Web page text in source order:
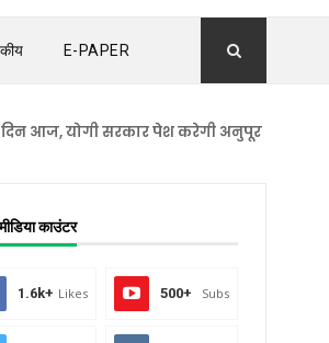
E-PAPER
योगी सरकार पेश करेगी अनुपूरक बजट
काउंटर
1.6k+ Likes 500+ Subs